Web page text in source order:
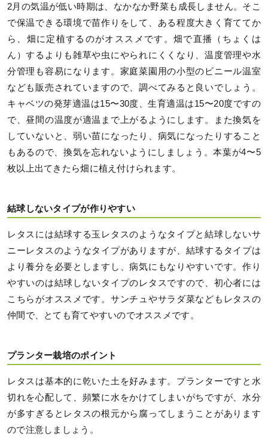
2月の気温が低い時期は、なかなか野菜も成長しません。そこ
で保温できる環境で苗作りをして、ある程度大きく育ててか
ら、畑に定植するのがオススメです。畑で直播（ちょくは
ん）するよりも雑草や虫にやられにくくなり、温度管理や水
分管理も容易になります。家庭菜園用の小型のビニール温室
なども販売されていますので、調べてみると良いでしょう。
キャベツの発芽適温は15〜30度、生育適温は15〜20度ですの
で、昼間の温度が適温まで上がるようにします。また換気を
していないと、弱い苗になったり、病気になったりすること
もあるので、換気を忘れないようにしましょう。本葉が4〜5
枚以上出てきたら畑に植え付けられます。
結球しないタイプが作りやすい
レタスには結球する玉レタスのようなタイプと結球しないサ
ニーレタスのようなタイプがありますが、結球するタイプは
より養分を必要としますし、病気にもなりやすいです。作り
やすいのは結球しないタイプのレタスですので、初心者には
こちらがオススメです。サンチュやサラダ菜などもレタスの
仲間で、とても育てやすいのでオススメです。
プランター栽培のポイント
レタスは基本的に乾いた土を好みます。プランターですと水
切れを心配して、頻繁に水をかけてしまいがちですが、水分
が多すぎるとレタスの根元から腐ってしまうことがあります
ので注意しましょう。